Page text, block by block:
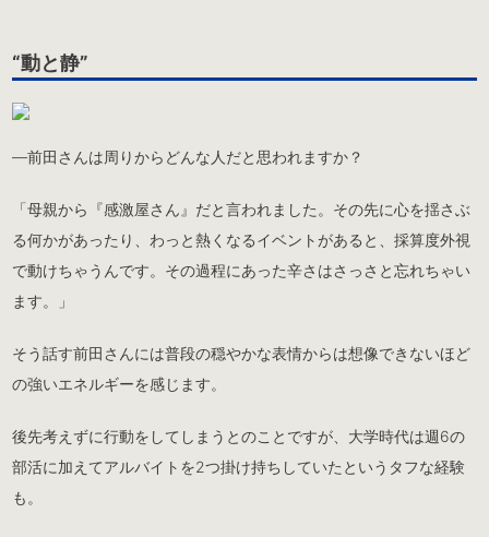
“動と静”
―前田さんは周りからどんな人だと思われますか？
「母親から『感激屋さん』だと言われました。その先に心を揺さぶ
る何かがあったり、わっと熱くなるイベントがあると、採算度外視
で動けちゃうんです。その過程にあった辛さはさっさと忘れちゃい
ます。」
そう話す前田さんには普段の穏やかな表情からは想像できないほど
の強いエネルギーを感じます。
後先考えずに行動をしてしまうとのことですが、大学時代は週6の
部活に加えてアルバイトを2つ掛け持ちしていたというタフな経験
も。